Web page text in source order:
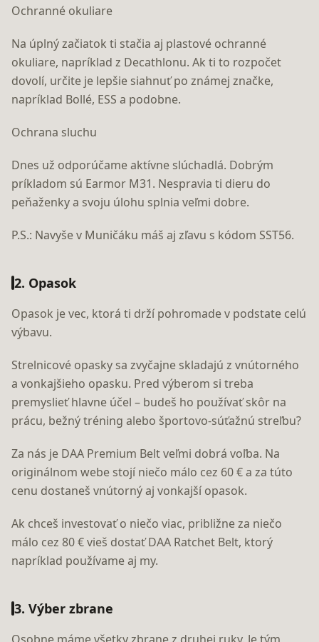
Ochranné okuliare
Na úplný začiatok ti stačia aj plastové ochranné
okuliare, napríklad z Decathlonu. Ak ti to rozpočet
dovolí, určite je lepšie siahnuť po známej značke,
napríklad Bollé, ESS a podobne.
Ochrana sluchu
Dnes už odporúčame aktívne slúchadlá. Dobrým
príkladom sú Earmor M31. Nespravia ti dieru do
peňaženky a svoju úlohu splnia veľmi dobre.
P.S.: Navyše v Muničáku máš aj zľavu s kódom SST56.
2. Opasok
Opasok je vec, ktorá ti drží pohromade v podstate celú
výbavu.
Strelnicové opasky sa zvyčajne skladajú z vnútorného
a vonkajšieho opasku. Pred výberom si treba
premyslieť hlavne účel – budeš ho používať skôr na
prácu, bežný tréning alebo športovo-súťažnú streľbu?
Za nás je DAA Premium Belt veľmi dobrá voľba. Na
originálnom webe stojí niečo málo cez 60 € a za túto
cenu dostaneš vnútorný aj vonkajší opasok.
Ak chceš investovať o niečo viac, približne za niečo
málo cez 80 € vieš dostať DAA Ratchet Belt, ktorý
napríklad používame aj my.
3. Výber zbrane